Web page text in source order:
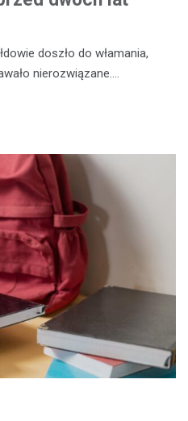
doszło do włamania,
nierozwiązane.…